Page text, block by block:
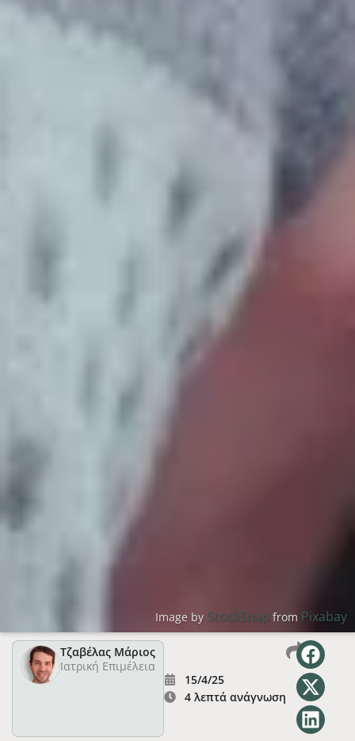
Image by StockSnap from Pixabay
Τζαβέλας Μάριος
Ιατρική Επιμέλεια
15/4/25
4 λεπτά ανάγνωση